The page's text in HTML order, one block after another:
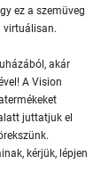
ez a szemüveg
virtuálisan.
akár
A Vision
juttatjuk el
kérjük, lépjen